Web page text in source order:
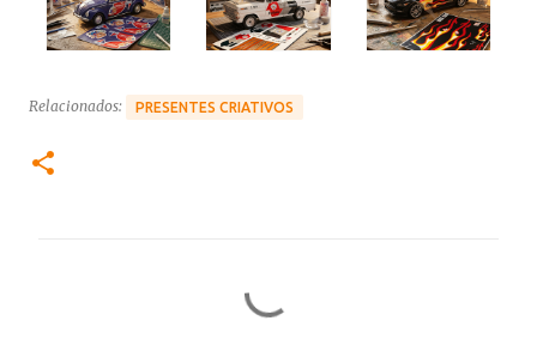
Relacionados: PRESENTES CRIATIVOS